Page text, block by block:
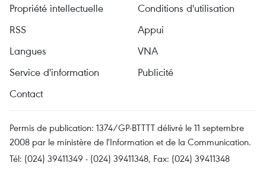
Propriété intellectuelle
Conditions d'utilisation
RSS
Appui
Langues
VNA
Service d'information
Publicité
Contact
Permis de publication: 1374/GP-BTTTT délivré le 11 septembre
2008 par le ministère de l'Information et de la Communication.
Tél: (024) 39411349 - (024) 39411348, Fax: (024) 39411348